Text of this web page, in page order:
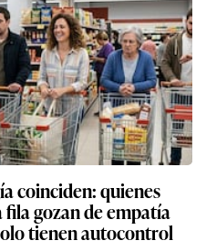
coinciden: quienes
gozan de empatía
tienen autocontrol